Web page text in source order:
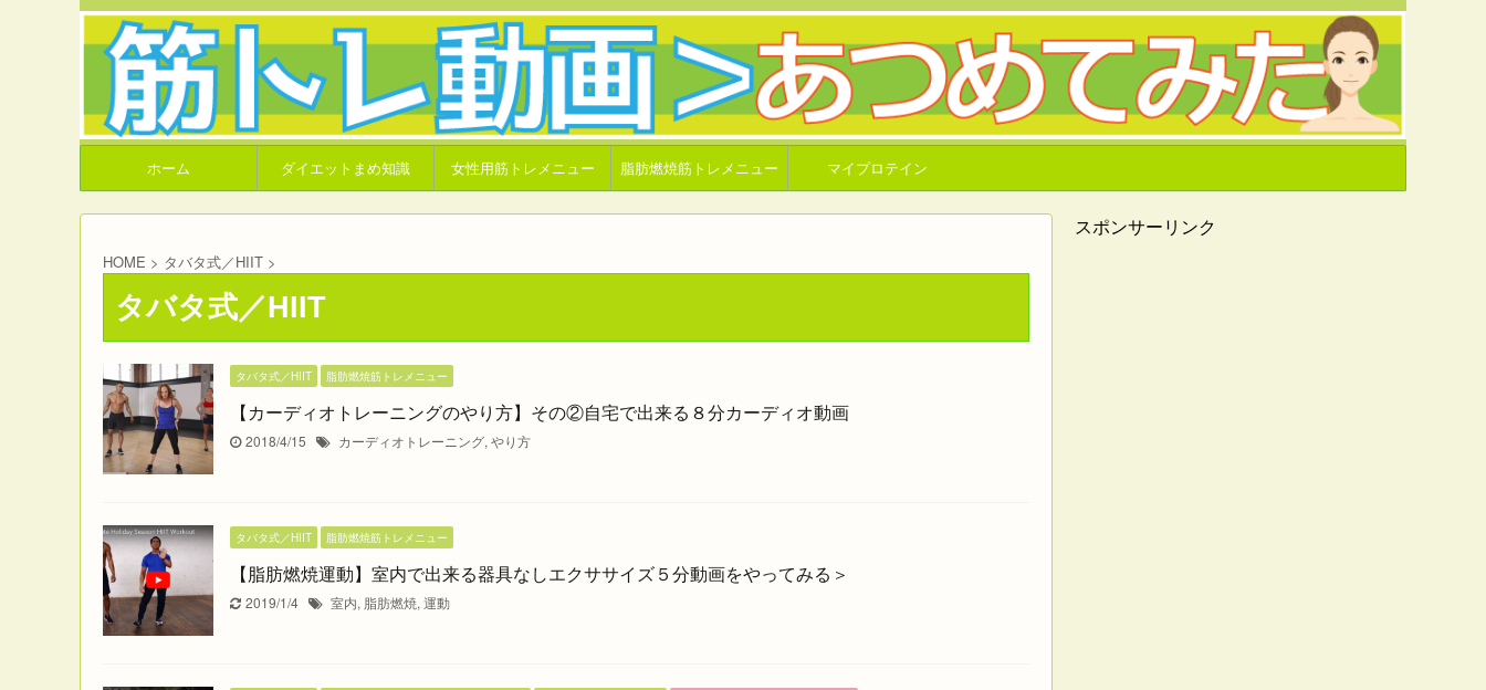
ホーム ダイエットまめ知識 女性用筋トレメニュー 脂肪燃焼筋トレメニュー マイプロテイン
HOME > タバタ式／HIIT >
タバタ式／HIIT
タバタ式／HIIT 脂肪燃焼筋トレメニュー
【カーディオトレーニングのやり方】その②自宅で出来る８分カーディオ動画
2018/4/15 カーディオトレーニング, やり方
タバタ式／HIIT 脂肪燃焼筋トレメニュー
【脂肪燃焼運動】室内で出来る器具なしエクササイズ５分動画をやってみる＞
2019/1/4 室内, 脂肪燃焼, 運動
スポンサーリンク